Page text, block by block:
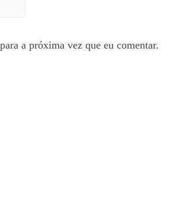
a próxima vez que eu comentar.